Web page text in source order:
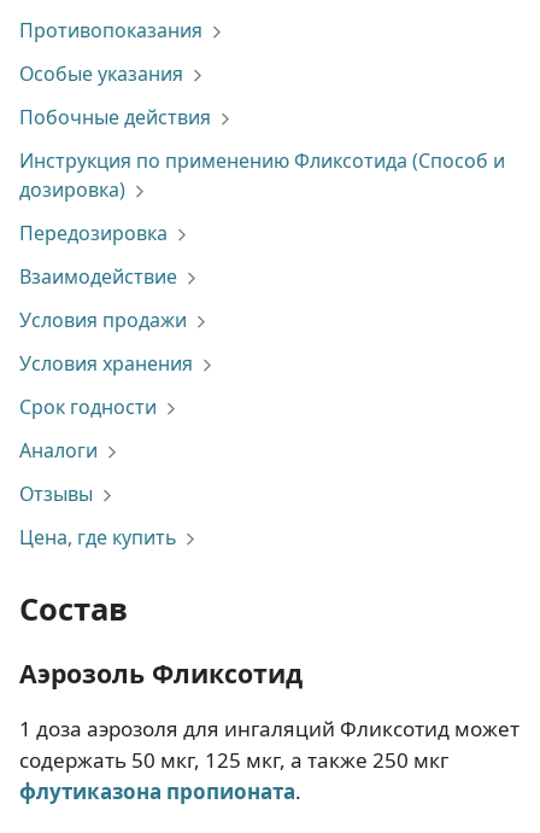
Противопоказания
Особые указания
Побочные действия
Инструкция по применению Фликсотида (Способ и
дозировка)
Передозировка
Взаимодействие
Условия продажи
Условия хранения
Срок годности
Аналоги
Отзывы
Цена, где купить
Состав
Аэрозоль Фликсотид
1 доза аэрозоля для ингаляций Фликсотид может
содержать 50 мкг, 125 мкг, а также 250 мкг
флутиказона пропионата.